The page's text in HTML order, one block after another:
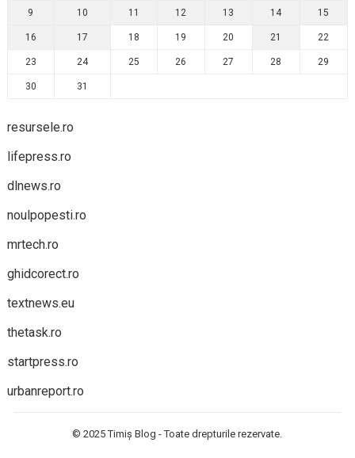
9 10 11 12 13 14 15
16 17 18 19 20 21 22
23 24 25 26 27 28 29
30 31
resursele.ro
lifepress.ro
dlnews.ro
noulpopesti.ro
mrtech.ro
ghidcorect.ro
textnews.eu
thetask.ro
startpress.ro
urbanreport.ro
© 2025Timiș Blog - Toate drepturile rezervate.